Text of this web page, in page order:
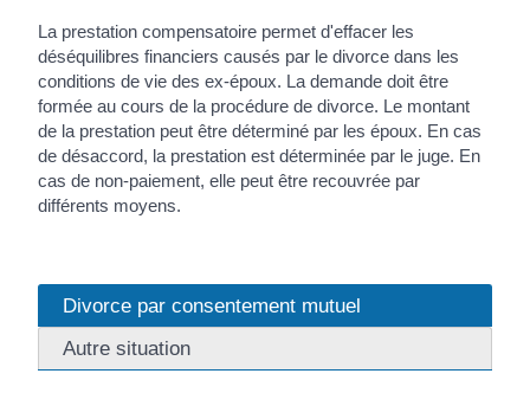
La prestation compensatoire permet d'effacer les
déséquilibres financiers causés par le divorce dans les
conditions de vie des ex-époux. La demande doit être
formée au cours de la procédure de divorce. Le montant
de la prestation peut être déterminé par les époux. En cas
de désaccord, la prestation est déterminée par le juge. En
cas de non-paiement, elle peut être recouvrée par
différents moyens.
Divorce par consentement mutuel
Autre situation